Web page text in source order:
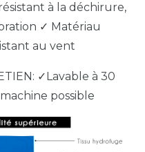
à la déchirure,
✓ Matériau
au vent
✓Lavable à 30
possible